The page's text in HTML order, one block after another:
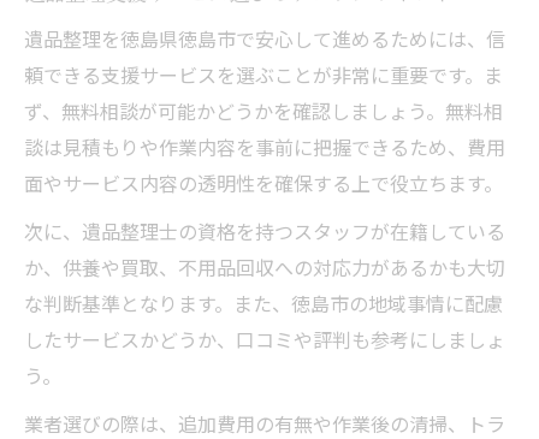
遺品整理を徳島県徳島市で安心して進めるためには、信
頼できる支援サービスを選ぶことが非常に重要です。ま
ず、無料相談が可能かどうかを確認しましょう。無料相
談は見積もりや作業内容を事前に把握できるため、費用
面やサービス内容の透明性を確保する上で役立ちます。
次に、遺品整理士の資格を持つスタッフが在籍している
か、供養や買取、不用品回収への対応力があるかも大切
な判断基準となります。また、徳島市の地域事情に配慮
したサービスかどうか、口コミや評判も参考にしましょ
う。
業者選びの際は、追加費用の有無や作業後の清掃、トラ